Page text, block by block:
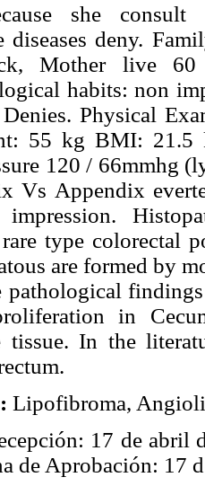
she
diseases deny.
Mother live
habits: non
Physical
55 kg BMI: 21.5
120 / 66mmhg
Vs Appendix
impression.
type colorectal
are formed by
pathological
in
tissue. In the
Lipofibroma,
17 de abril
de Aprobación: 17